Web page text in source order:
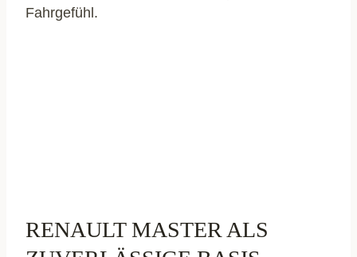
Fahrgefühl.
RENAULT MASTER ALS